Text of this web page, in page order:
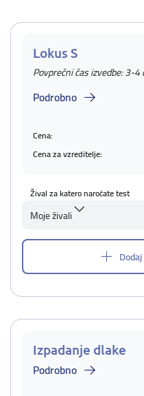
Lokus S
Povprečni čas izvedbe: 3-4
Podrobno
Cena:
Cena za vzreditelje:
Žival za katero naročate test
Moje živali
Izpadanje dlake
Podrobno